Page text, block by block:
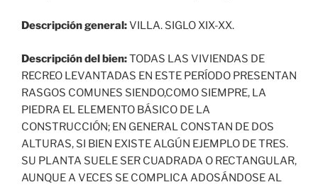
Descripción general:VILLA. SIGLO XIX-XX.
Descripción del bien:TODAS LAS VIVIENDAS DE
RECREO LEVANTADAS EN ESTE PERÍODO PRESENTAN
RASGOS COMUNES SIENDO,COMO SIEMPRE, LA
PIEDRA EL ELEMENTO BÁSICO DE LA
CONSTRUCCIÓN; EN GENERAL CONSTAN DE DOS
ALTURAS, SI BIEN EXISTE ALGÚN EJEMPLO DE TRES.
SU PLANTA SUELE SER CUADRADA O RECTANGULAR,
AUNQUE A VECES SE COMPLICA ADOSÁNDOSE AL